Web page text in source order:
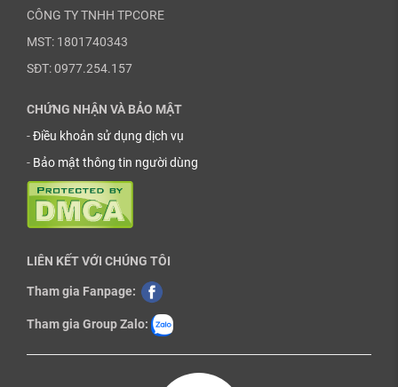
CÔNG TY TNHH TPCORE
MST: 1801740343
SĐT: 0977.254.157
CHỨNG NHẬN VÀ BẢO MẬT
-Điều khoản sử dụng dịch vụ
- Bảo mật thông tin người dùng
LIÊN KẾT VỚI CHÚNG TÔI
Tham gia Fanpage:
Tham gia Group Zalo: